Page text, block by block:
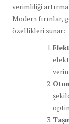
verimliliği
Modern fırınlar,
özellikleri sunar: